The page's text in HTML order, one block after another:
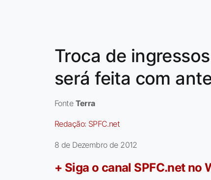
Troca de
será feita com
Fonte Terra
Redação: SPFC.net
8 de Dezembro de 2012
+ Siga o canal SPFC.net no